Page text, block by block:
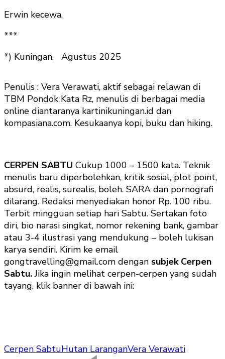
Erwin kecewa.
***
*) Kuningan, Agustus 2025
Penulis : Vera Verawati, aktif sebagai relawan di
TBM Pondok Kata Rz, menulis di berbagai media
online diantaranya kartinikuningan.id dan
kompasiana.com. Kesukaanya kopi, buku dan hiking.
CERPEN SABTU Cukup 1000 – 1500 kata. Teknik
menulis baru diperbolehkan, kritik sosial, plot point,
absurd, realis, surealis, boleh. SARA dan pornografi
dilarang. Redaksi menyediakan honor Rp. 100 ribu.
Terbit mingguan setiap hari Sabtu. Sertakan foto
diri, bio narasi singkat, nomor rekening bank, gambar
atau 3-4 ilustrasi yang mendukung – boleh lukisan
karya sendiri. Kirim ke email
gongtravelling@gmail.com dengan subjek Cerpen
Sabtu.Jika ingin melihat cerpen-cerpen yang sudah
tayang, klik banner di bawah ini:
Cerpen SabtuHutan LaranganVera Verawati